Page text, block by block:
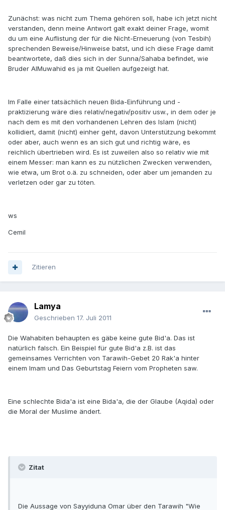
Zunächst: was nicht zum Thema gehören soll, habe ich jetzt nicht
verstanden, denn meine Antwort galt exakt deiner Frage, womit
du um eine Auflistung der für die Nicht-Erneuerung (von Tesbih)
sprechenden Beweise/Hinweise batst, und ich diese Frage damit
beantwortete, daß dies sich in der Sunna/Sahaba befindet, wie
Bruder AlMuwahid es ja mit Quellen aufgezeigt hat.
Im Falle einer tatsächlich neuen Bida-Einführung und -
praktizierung wäre dies relativ/negativ/positiv usw., in dem oder je
nach dem es mit den vorhandenen Lehren des Islam (nicht)
kollidiert, damit (nicht) einher geht, davon Unterstützung bekommt
oder aber, auch wenn es an sich gut und richtig wäre, es
reichlich übertrieben wird. Es ist zuweilen also so relativ wie mit
einem Messer: man kann es zu nützlichen Zwecken verwenden,
wie etwa, um Brot o.ä. zu schneiden, oder aber um jemanden zu
verletzen oder gar zu töten.
ws
Cemil
Zitieren
Lamya
Geschrieben 17. Juli 2011
Die Wahabiten behaupten es gäbe keine gute Bid'a. Das ist
natürlich falsch. Ein Beispiel für gute Bid'a z.B. ist das
gemeinsames Verrichten von Tarawih-Gebet 20 Rak'a hinter
einem Imam und Das Geburtstag Feiern vom Propheten saw.
Eine schlechte Bida'a ist eine Bida'a, die der Glaube (Aqida) oder
die Moral der Muslime ändert.
Zitat
Die Aussage von Sayyiduna Omar über den Tarawih "Wie